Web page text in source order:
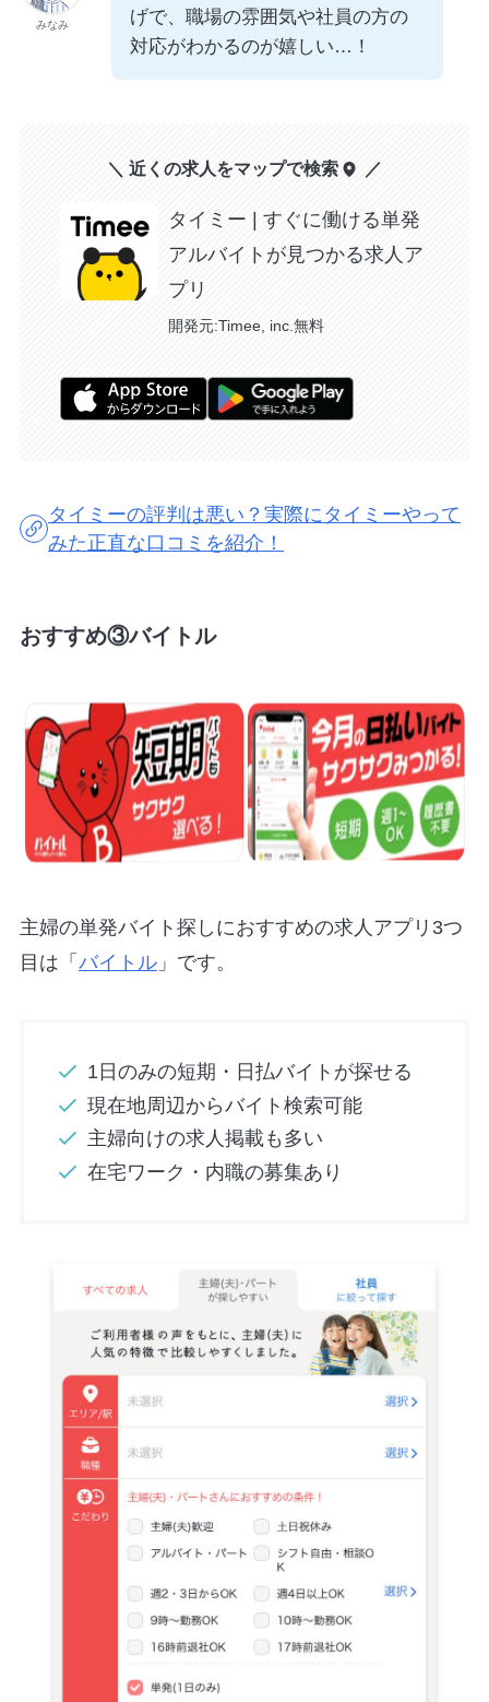
みなみ
げで、職場の雰囲気や社員の方の
対応がわかるのが嬉しい…！
＼ 近くの求人をマップで検索 ／
タイミー | すぐに働ける単発
アルバイトが見つかる求人ア
プリ
開発元:Timee, inc.無料
タイミーの評判は悪い？実際にタイミーやって
みた正直な口コミを紹介！
おすすめ③バイトル
主婦の単発バイト探しにおすすめの求人アプリ3つ
目は「 バイトル」です。
1日のみの短期・日払バイトが探せる
現在地周辺からバイト検索可能
主婦向けの求人掲載も多い
在宅ワーク・内職の募集あり